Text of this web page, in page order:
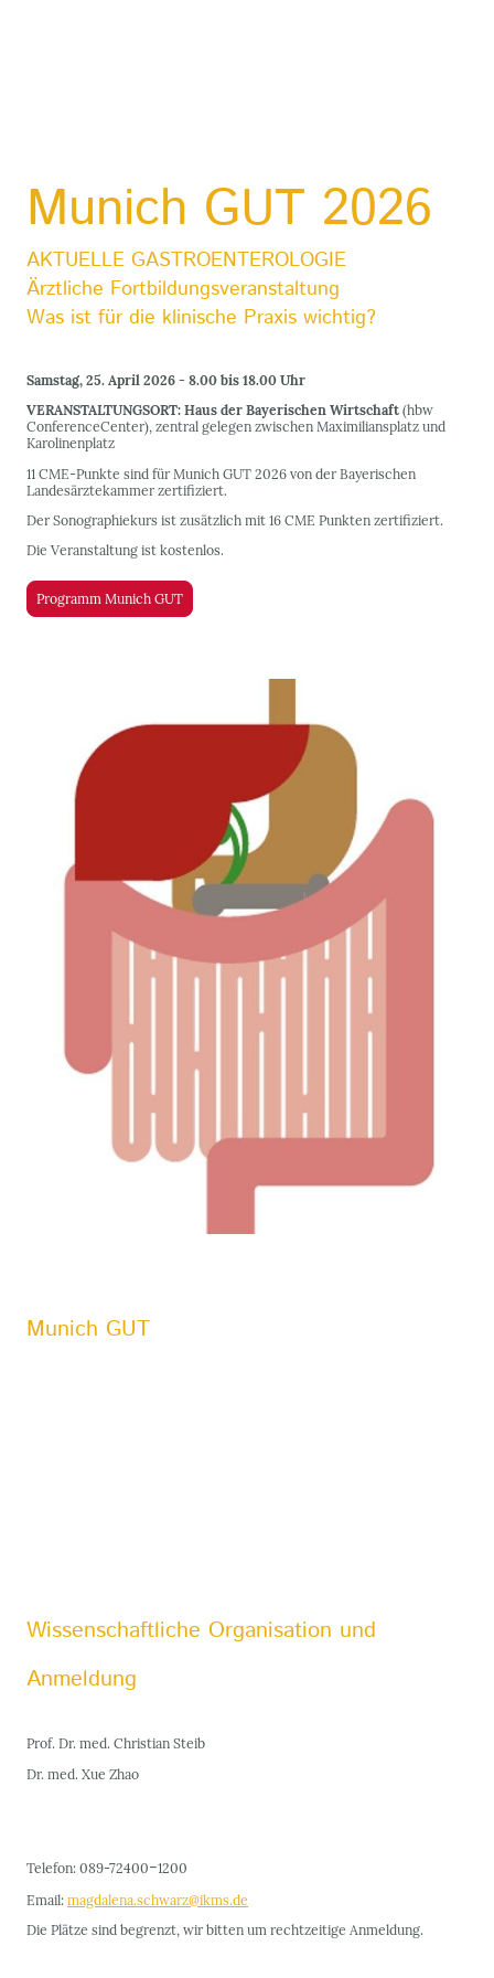
Munich GUT 2026
AKTUELLE GASTROENTEROLOGIE
Ärztliche Fortbildungsveranstaltung
Was ist für die klinische Praxis wichtig?
Samstag, 25. April 2026 - 8.00 bis 18.00 Uhr
VERANSTALTUNGSORT: Haus der Bayerischen Wirtschaft (hbw
ConferenceCenter), zentral gelegen zwischen Maximiliansplatz und
Karolinenplatz
11 CME-Punkte sind für Munich GUT 2026 von der Bayerischen
Landesärztekammer zertifiziert.
Der Sonographiekurs ist zusätzlich mit 16 CME Punkten zertifiziert.
Die Veranstaltung ist kostenlos.
Programm Munich GUT
Munich GUT
Wissenschaftliche Organisation und
Anmeldung
Prof. Dr. med. Christian Steib
Dr. med. Xue Zhao
Telefon: 089-72400-1200
Email: magdalena.schwarz@ikms.de
Die Plätze sind begrenzt, wir bitten um rechtzeitige Anmeldung.